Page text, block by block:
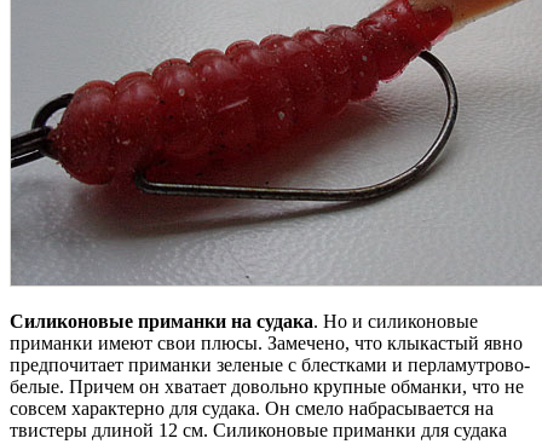
Силиконовые приманки на судака. Но и силиконовые
приманки имеют свои плюсы. Замечено, что клыкастый явно
предпочитает приманки зеленые с блестками и перламутрово-
белые. Причем он хватает довольно крупные обманки, что не
совсем характерно для судака. Он смело набрасывается на
твистеры длиной 12 см. Силиконовые приманки для судака